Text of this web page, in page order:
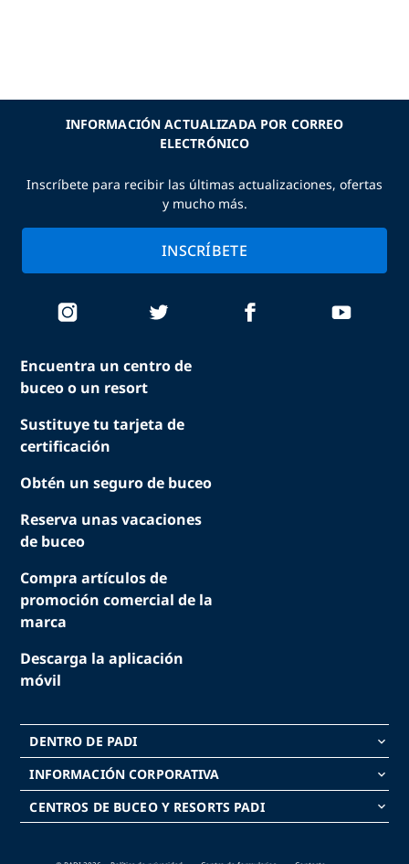
Encuentra un centro de
buceo o un resort
Sustituye tu tarjeta de
certificación
Obtén un seguro de buceo
Reserva unas vacaciones
de buceo
Compra artículos de
promoción comercial de la
marca
Descarga la aplicación
móvil
DENTRO DE PADI keyboard_arrow_down
INFORMACIÓN CORPORATIVA keyboard_arrow_down
CENTROS DE BUCEO Y RESORTS PADI keyboard_arrow_down
INFORMACIÓN ACTUALIZADA POR CORREO
ELECTRÓNICO
Inscríbete para recibir las últimas actualizaciones, ofertas
y mucho más.
INSCRÍBETE